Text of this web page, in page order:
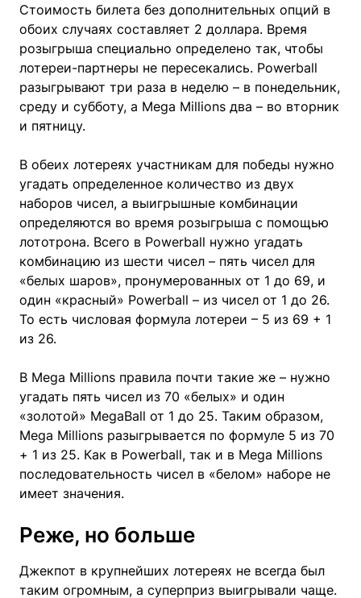
Стоимость билета без дополнительных опций в
обоих случаях составляет 2 доллара. Время
розыгрыша специально определено так, чтобы
лотереи-партнеры не пересекались. Powerball
разыгрывают три раза в неделю – в понедельник,
среду и субботу, а Mega Millions два – во вторник
и пятницу.
В обеих лотереях участникам для победы нужно
угадать определенное количество из двух
наборов чисел, а выигрышные комбинации
определяются во время розыгрыша с помощью
лототрона. Всего в Powerball нужно угадать
комбинацию из шести чисел – пять чисел для
«белых шаров», пронумерованных от 1 до 69, и
один «красный» Powerball – из чисел от 1 до 26.
То есть числовая формула лотереи – 5 из 69 + 1
из 26.
В Mega Millions правила почти такие же – нужно
угадать пять чисел из 70 «белых» и один
«золотой» MegaBall от 1 до 25. Таким образом,
Mega Millions разыгрывается по формуле 5 из 70
+ 1 из 25. Как в Powerball, так и в Mega Millions
последовательность чисел в «белом» наборе не
имеет значения.
Реже, но больше
Джекпот в крупнейших лотереях не всегда был
таким огромным, а суперприз выигрывали чаще.